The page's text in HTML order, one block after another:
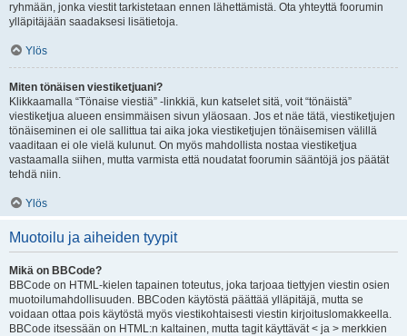
ryhmään, jonka viestit tarkistetaan ennen lähettämistä. Ota yhteyttä foorumin
ylläpitäjään saadaksesi lisätietoja.
Ylös
Miten tönäisen viestiketjuani?
Klikkaamalla “Tönaise viestiä” -linkkiä, kun katselet sitä, voit “tönäistä”
viestiketjua alueen ensimmäisen sivun yläosaan. Jos et näe tätä, viestiketjujen
tönäiseminen ei ole sallittua tai aika joka viestiketjujen tönäisemisen välillä
vaaditaan ei ole vielä kulunut. On myös mahdollista nostaa viestiketjua
vastaamalla siihen, mutta varmista että noudatat foorumin sääntöjä jos päätät
tehdä niin.
Ylös
Muotoilu ja aiheiden tyypit
Mikä on BBCode?
BBCode on HTML-kielen tapainen toteutus, joka tarjoaa tiettyjen viestin osien
muotoilumahdollisuuden. BBCoden käytöstä päättää ylläpitäjä, mutta se
voidaan ottaa pois käytöstä myös viestikohtaisesti viestin kirjoituslomakkeella.
BBCode itsessään on HTML:n kaltainen, mutta tagit käyttävät < ja > merkkien